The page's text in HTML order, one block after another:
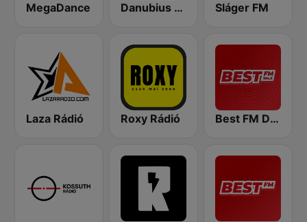
MegaDance Danubius Rádió Sláger FM
Laza Rádió Roxy Rádió Best FM Debrecen